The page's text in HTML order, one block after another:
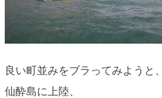
良い町並みをブラってみようと、
仙酔島に上陸、